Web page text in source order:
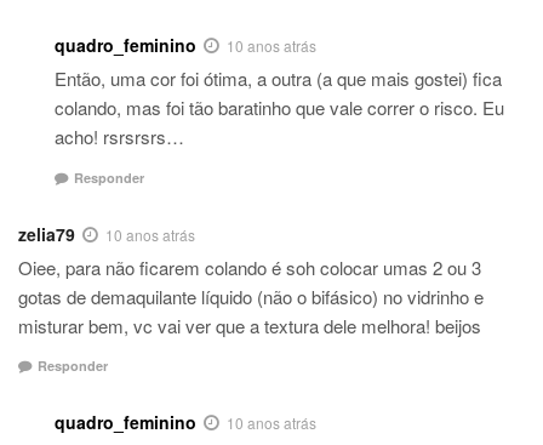
quadro_feminino 10 anos atrás
Então, uma cor foi ótima, a outra (a que mais gostei) fica
colando, mas foi tão baratinho que vale correr o risco. Eu
acho! rsrsrsrs…
Responder
zelia79 10 anos atrás
Oiee, para não ficarem colando é soh colocar umas 2 ou 3
gotas de demaquilante líquido (não o bifásico) no vidrinho e
misturar bem, vc vai ver que a textura dele melhora! beijos
Responder
quadro_feminino 10 anos atrás